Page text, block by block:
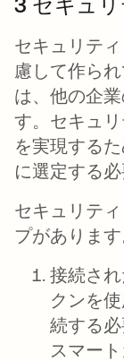
3 セキュ
セキュリテ
慮して作ら
は、他の企
す。セキュ
を実現する
に選定する必
セキュリテ
プがあります
接続さ
クンを
続する
スマー